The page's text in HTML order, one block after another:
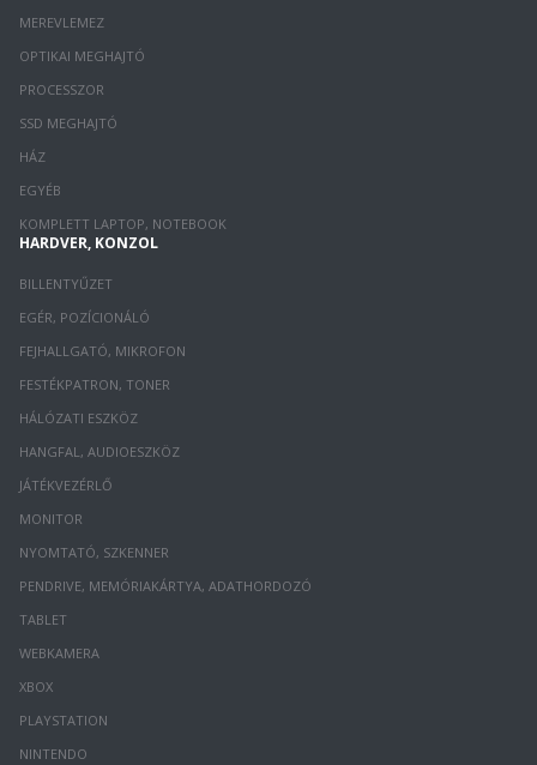
MEREVLEMEZ
OPTIKAI MEGHAJTÓ
PROCESSZOR
SSD MEGHAJTÓ
HÁZ
EGYÉB
KOMPLETT LAPTOP, NOTEBOOK
HARDVER, KONZOL
BILLENTYŰZET
EGÉR, POZÍCIONÁLÓ
FEJHALLGATÓ, MIKROFON
FESTÉKPATRON, TONER
HÁLÓZATI ESZKÖZ
HANGFAL, AUDIOESZKÖZ
JÁTÉKVEZÉRLŐ
MONITOR
NYOMTATÓ, SZKENNER
PENDRIVE, MEMÓRIAKÁRTYA, ADATHORDOZÓ
TABLET
WEBKAMERA
XBOX
PLAYSTATION
NINTENDO